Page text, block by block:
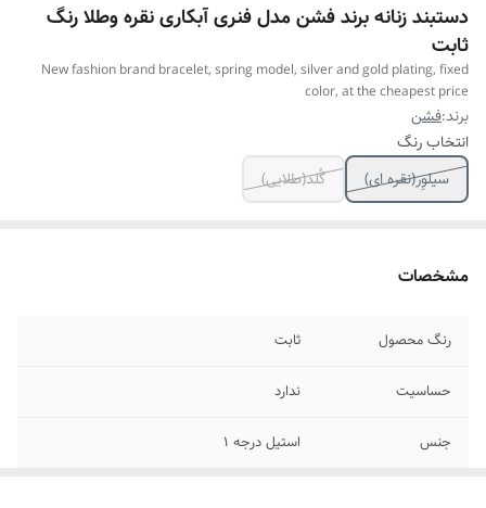
دستبند زنانه برند فشن مدل فنری آبکاری نقره وطلا رنگ
ثابت
New fashion brand bracelet, spring model, silver and gold plating, fixed
color, at the cheapest price
برند:فشن
انتخاب رنگ
سیلوِر(نقره ای)
گُلد(طلایی)
مشخصات
رنگ محصول ثابت
حساسیت ندارد
جنس استیل درجه ۱